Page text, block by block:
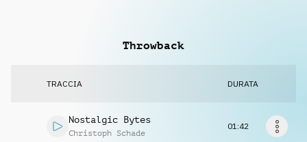
Info
Richiedi musica
Throwback
TRACCIA DURATA
Nostalgic Bytes
Christoph Schade
01:42